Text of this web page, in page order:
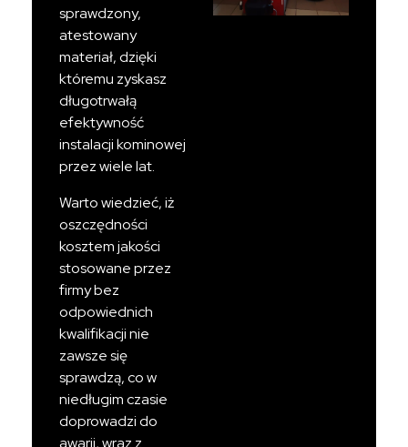
sprawdzony,
atestowany
materiał, dzięki
któremu zyskasz
długotrwałą
efektywność
instalacji kominowej
przez wiele lat.
Warto wiedzieć, iż
oszczędności
kosztem jakości
stosowane przez
firmy bez
odpowiednich
kwalifikacji nie
zawsze się
sprawdzą, co w
niedługim czasie
doprowadzi do
awarii, wraz z